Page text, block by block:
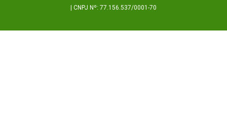
| CNPJ Nº: 77.156.537/0001-70